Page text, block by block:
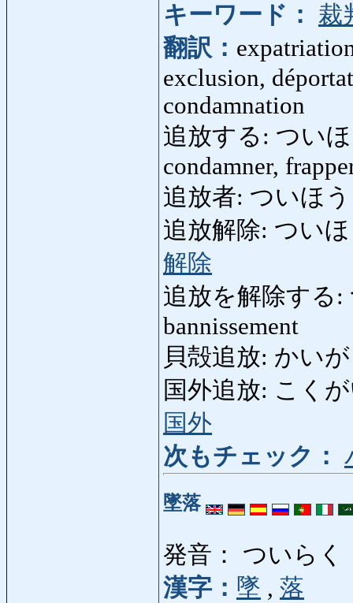
キーワード：
裁
翻訳：
exclusion,
condamnation
追放する: ついほ
condamner,
追放者: ついほ
追放解除: ついほ
解除
追放を解除する:
bannissement
貝殻追放: かい
国外追放: こく
国外
次もチェック：
墜落
発音： ついらく
漢字： 墜 , 落